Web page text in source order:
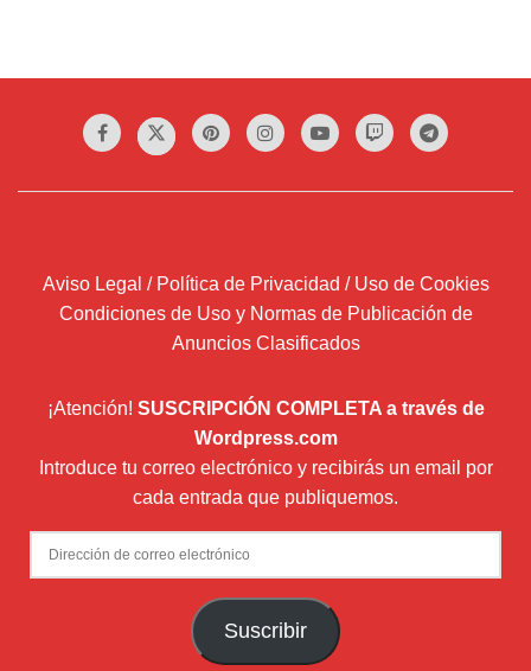
Aviso Legal / Política de Privacidad / Uso de Cookies
Condiciones de Uso y Normas de Publicación de
Anuncios Clasificados
¡Atención! SUSCRIPCIÓN COMPLETA a través de
Wordpress.com
Introduce tu correo electrónico y recibirás un email por
cada entrada que publiquemos.
Dirección
de
Suscribir